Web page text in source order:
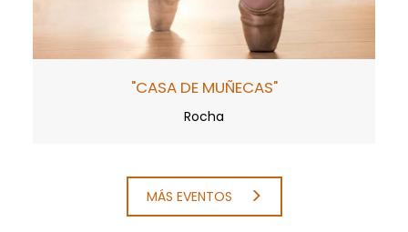
"CASA DE MUÑECAS"
Rocha
MÁS EVENTOS